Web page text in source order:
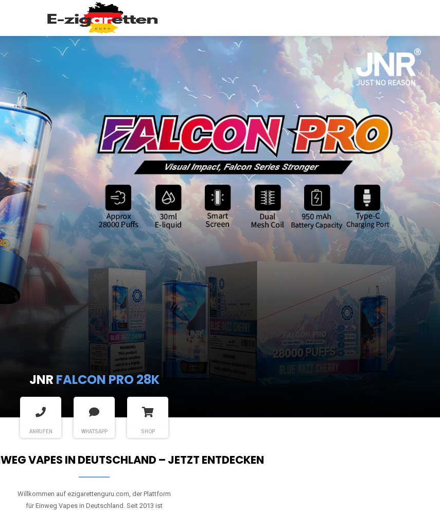
JNR FALCON PRO 28K
ANRUFEN WHATSAPP SHOP
VAPES IN DEUTSCHLAND – JETZT ENTDECKEN
Willkommen auf ezigarettenguru.com, der Plattform
für Einweg Vapes in Deutschland. Seit 2013 ist